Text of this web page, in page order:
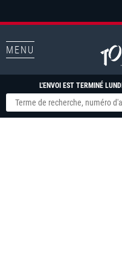
MENU
L'ENVOI EST TERMINÉ LUNDI